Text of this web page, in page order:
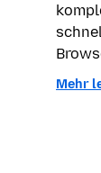
Mehr